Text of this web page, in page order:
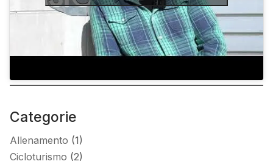
Categorie
Allenamento (1)
Cicloturismo (2)